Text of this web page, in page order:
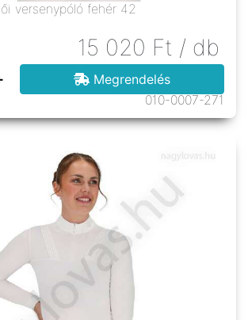
versenypóló fehér 42
15 020 Ft / db
Megrendelés
010-0007-271